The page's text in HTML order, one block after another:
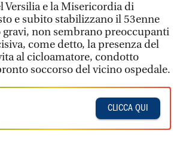
Versilia e la Misericordia di
e subito stabilizzano il 53enne
non sembrano preoccupanti
come detto, la presenza del
al cicloamatore, condotto
soccorso del vicino ospedale.
CLICCA QUI